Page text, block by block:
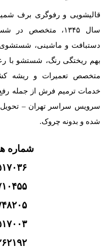
قالیشویی و رفوگری برف
سال ۱۳۴۵، متخصص
دستبافت و ماشینی، شستشوی
بهم ریختگی رنگ، شستشو با
متخصص تعمیرات و ریشه
خدمات ترمیم فرش از جمله
شده و بدونه چروک.
شماره
۰۲۱-
۰۲۱-
۰۲۱-
۰۲۱-
۰۲۱-